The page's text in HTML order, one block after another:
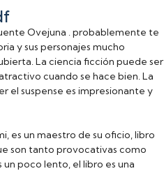
Ovejuna . probablemente te
y sus personajes mucho
La ciencia ficción puede ser
cuando se hace bien. La
el suspense es impresionante y
es un maestro de su oficio, libro
son tanto provocativas como
poco lento, el libro es una